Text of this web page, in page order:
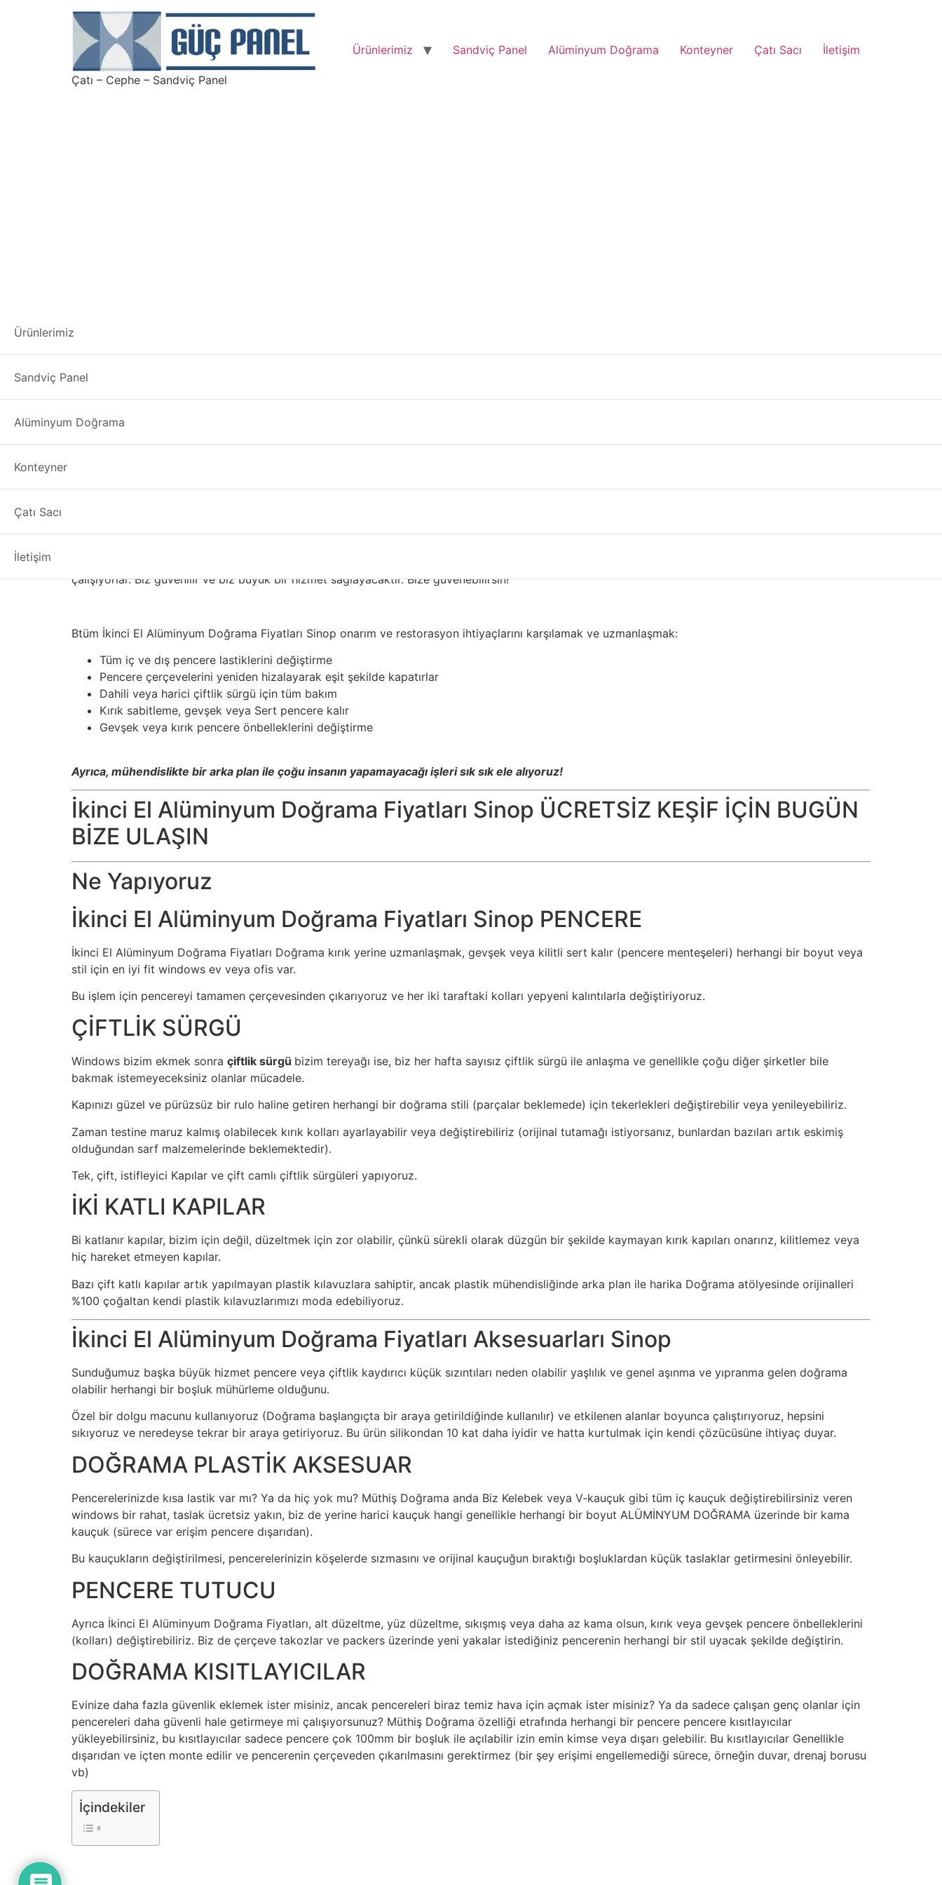
Çatı – Cephe – Sandviç Panel
Ürünlerimiz Sandviç Panel Alüminyum Doğrama Konteyner Çatı Sacı İletişim
Ürünlerimiz
Sandviç Panel
Alüminyum Doğrama
Konteyner
Çatı Sacı
İletişim
Sinop İkinci El Alüminyum Doğrama Fiyatları
İkinci El Alüminyum Doğrama Fiyatları Sinop Satışı
çalışıyorlar. Biz güvenilir ve biz büyük bir hizmet sağlayacaktır. Bize güvenebilirsin!
Btüm İkinci El Alüminyum Doğrama Fiyatları Sinop onarım ve restorasyon ihtiyaçlarını karşılamak ve uzmanlaşmak:
Tüm iç ve dış pencere lastiklerini değiştirme
Pencere çerçevelerini yeniden hizalayarak eşit şekilde kapatırlar
Dahili veya harici çiftlik sürgü için tüm bakım
Kırık sabitleme, gevşek veya Sert pencere kalır
Gevşek veya kırık pencere önbelleklerini değiştirme
Ayrıca, mühendislikte bir arka plan ile çoğu insanın yapamayacağı işleri sık sık ele alıyoruz!
İkinci El Alüminyum Doğrama Fiyatları Sinop ÜCRETSİZ KEŞİF İÇİN BUGÜN
BİZE ULAŞIN
Ne Yapıyoruz
İkinci El Alüminyum Doğrama Fiyatları Sinop PENCERE
İkinci El Alüminyum Doğrama Fiyatları Doğrama kırık yerine uzmanlaşmak, gevşek veya kilitli sert kalır (pencere menteşeleri) herhangi bir boyut veya
stil için en iyi fit windows ev veya ofis var.
Bu işlem için pencereyi tamamen çerçevesinden çıkarıyoruz ve her iki taraftaki kolları yepyeni kalıntılarla değiştiriyoruz.
ÇİFTLİK SÜRGÜ
Windows bizim ekmek sonra çiftlik sürgü bizim tereyağı ise, biz her hafta sayısız çiftlik sürgü ile anlaşma ve genellikle çoğu diğer şirketler bile
bakmak istemeyeceksiniz olanlar mücadele.
Kapınızı güzel ve pürüzsüz bir rulo haline getiren herhangi bir doğrama stili (parçalar beklemede) için tekerlekleri değiştirebilir veya yenileyebiliriz.
Zaman testine maruz kalmış olabilecek kırık kolları ayarlayabilir veya değiştirebiliriz (orijinal tutamağı istiyorsanız, bunlardan bazıları artık eskimiş
olduğundan sarf malzemelerinde beklemektedir).
Tek, çift, istifleyici Kapılar ve çift camlı çiftlik sürgüleri yapıyoruz.
İKİ KATLI KAPILAR
Bi katlanır kapılar, bizim için değil, düzeltmek için zor olabilir, çünkü sürekli olarak düzgün bir şekilde kaymayan kırık kapıları onarırız, kilitlemez veya
hiç hareket etmeyen kapılar.
Bazı çift katlı kapılar artık yapılmayan plastik kılavuzlara sahiptir, ancak plastik mühendisliğinde arka plan ile harika Doğrama atölyesinde orijinalleri
%100 çoğaltan kendi plastik kılavuzlarımızı moda edebiliyoruz.
İkinci El Alüminyum Doğrama Fiyatları Aksesuarları Sinop
Sunduğumuz başka büyük hizmet pencere veya çiftlik kaydırıcı küçük sızıntıları neden olabilir yaşlılık ve genel aşınma ve yıpranma gelen doğrama
olabilir herhangi bir boşluk mühürleme olduğunu.
Özel bir dolgu macunu kullanıyoruz (Doğrama başlangıçta bir araya getirildiğinde kullanılır) ve etkilenen alanlar boyunca çalıştırıyoruz, hepsini
sıkıyoruz ve neredeyse tekrar bir araya getiriyoruz. Bu ürün silikondan 10 kat daha iyidir ve hatta kurtulmak için kendi çözücüsüne ihtiyaç duyar.
DOĞRAMA PLASTİK AKSESUAR
Pencerelerinizde kısa lastik var mı? Ya da hiç yok mu? Müthiş Doğrama anda Biz Kelebek veya V-kauçuk gibi tüm iç kauçuk değiştirebilirsiniz veren
windows bir rahat, taslak ücretsiz yakın, biz de yerine harici kauçuk hangi genellikle herhangi bir boyut ALÜMİNYUM DOĞRAMA üzerinde bir kama
kauçuk (sürece var erişim pencere dışarıdan).
Bu kauçukların değiştirilmesi, pencerelerinizin köşelerde sızmasını ve orijinal kauçuğun bıraktığı boşluklardan küçük taslaklar getirmesini önleyebilir.
PENCERE TUTUCU
Ayrıca İkinci El Alüminyum Doğrama Fiyatları, alt düzeltme, yüz düzeltme, sıkışmış veya daha az kama olsun, kırık veya gevşek pencere önbelleklerini
(kolları) değiştirebiliriz. Biz de çerçeve takozlar ve packers üzerinde yeni yakalar istediğiniz pencerenin herhangi bir stil uyacak şekilde değiştirin.
DOĞRAMA KISITLAYICILAR
Evinize daha fazla güvenlik eklemek ister misiniz, ancak pencereleri biraz temiz hava için açmak ister misiniz? Ya da sadece çalışan genç olanlar için
pencereleri daha güvenli hale getirmeye mi çalışıyorsunuz? Müthiş Doğrama özelliği etrafında herhangi bir pencere pencere kısıtlayıcılar
yükleyebilirsiniz, bu kısıtlayıcılar sadece pencere çok 100mm bir boşluk ile açılabilir izin emin kimse veya dışarı gelebilir. Bu kısıtlayıcılar Genellikle
dışarıdan ve içten monte edilir ve pencerenin çerçeveden çıkarılmasını gerektirmez (bir şey erişimi engellemediği sürece, örneğin duvar, drenaj borusu
vb)
İçindekiler